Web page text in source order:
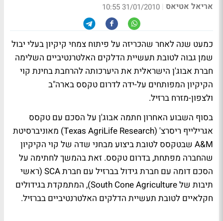
אריאל אטיאס |
31/01/2010 10:55
כמעט שנה לאחר שהכריזה על פיתוח צמחי קיקיון בעלי יבול
שמן גבוה לטובת תעשיית הדלקים האלטרנטיביים השלימה
חברת אבוג'ן הישראלית את היערכותה להרחבת בחינת קוי
הקיקיון המפותחים על-ידה לדרום טקסס בארה"ב
ולצפון-מזרח ברזיל.
בסוף השבוע האחרון חתמה אבוג'ן על הסכם עם טקסס
אגרילייף ריסרצ' (Texas AgriLife Research) מאוניברסיטת
A&M שבטקסס לטובת ביצוע מבחני שדה של קוי הקיקיון
שהחברה מפתחת, בדרום טקסס. זאת בהמשך לחתימה על
הסכם דומה עם חברת גידול בברזיל עם חברת SCA (ראשי
תיבות של South Cone Agriculture), המתמקדת בגידולים
חקלאיים לטובת תעשיית הדלקים האלטרנטיביים בברזיל.